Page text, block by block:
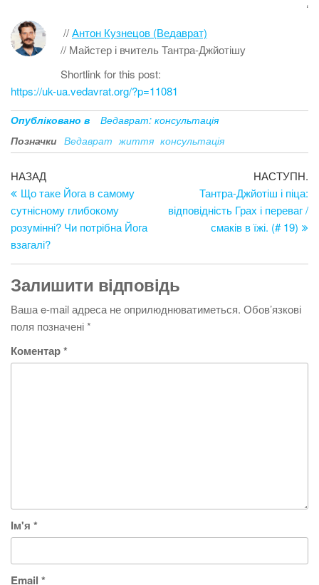
‘
//Антон Кузнецов (Ведаврат)
// Майстер і вчитель Тантра-Джйотішу
Shortlink for this post:
https://uk-ua.vedavrat.org/?p=11081
Опубліковано в
Ведаврат: консультація
Позначки Ведаврат життя консультація
Навігація
записів
Попередній
запис
НАЗАД
Що таке Йога в самому
сутнісному глибокому
розумінні? Чи потрібна Йога
взагалі?
НАСТУПН.
Тантра-Джйотіш і піца:
відповідність Грах і переваг /
смаків в їжі. (# 19)
Залишити відповідь
Ваша e-mail адреса не оприлюднюватиметься. Обов’язкові
поля позначені*
Коментар*
Ім'я *
Email *